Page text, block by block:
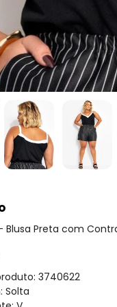
Blusa Preta com
3740622
Solta